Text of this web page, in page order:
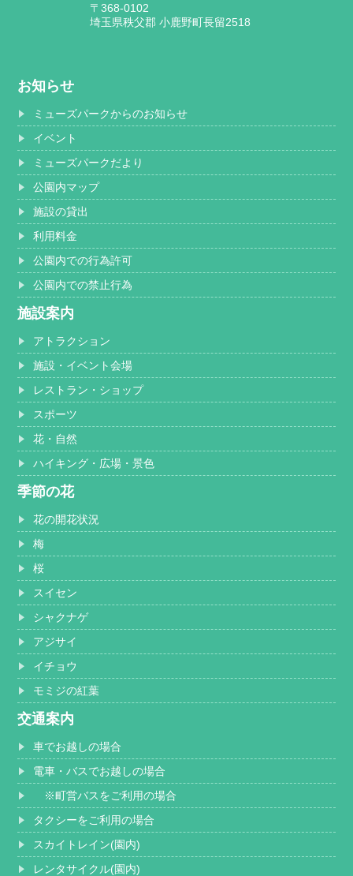
〒368-0102
埼玉県秩父郡 小鹿野町長留2518
お知らせ
ミューズパークからのお知らせ
イベント
ミューズパークだより
公園内マップ
施設の貸出
利用料金
公園内での行為許可
公園内での禁止行為
施設案内
アトラクション
施設・イベント会場
レストラン・ショップ
スポーツ
花・自然
ハイキング・広場・景色
季節の花
花の開花状況
梅
桜
スイセン
シャクナゲ
アジサイ
イチョウ
モミジの紅葉
交通案内
車でお越しの場合
電車・バスでお越しの場合
※町営バスをご利用の場合
タクシーをご利用の場合
スカイトレイン(園内)
レンタサイクル(園内)